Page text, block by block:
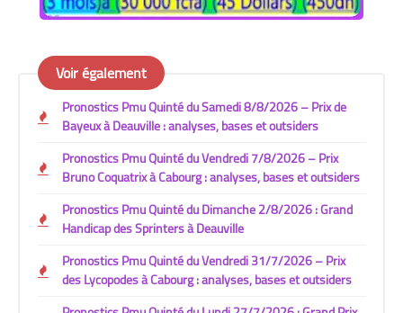
Voir également
Pronostics Pmu Quinté du Samedi 8/8/2026 – Prix de
Bayeux à Deauville : analyses, bases et outsiders
Pronostics Pmu Quinté du Vendredi 7/8/2026 – Prix
Bruno Coquatrix à Cabourg : analyses, bases et outsiders
Pronostics Pmu Quinté du Dimanche 2/8/2026 : Grand
Handicap des Sprinters à Deauville
Pronostics Pmu Quinté du Vendredi 31/7/2026 – Prix
des Lycopodes à Cabourg : analyses, bases et outsiders